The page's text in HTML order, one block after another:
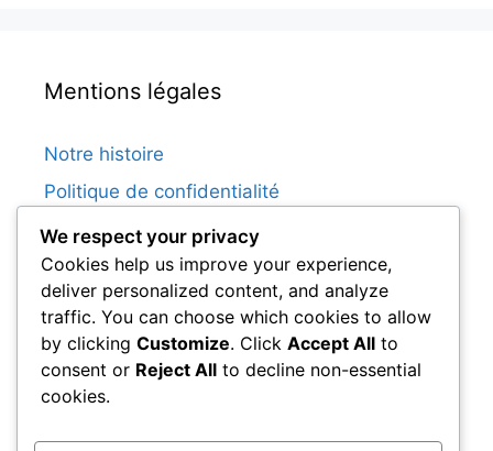
Mentions légales
Notre histoire
Politique de confidentialité
Contactez-nous
Conditions de service
Politique de cookies
Catégories
Biographies des joueurs
We respect your privacy
Cookies help us improve your experience,
deliver personalized content, and analyze
traffic. You can choose which cookies to allow
by clicking Customize. Click Accept All to
consent or Reject All to decline non-essential
cookies.